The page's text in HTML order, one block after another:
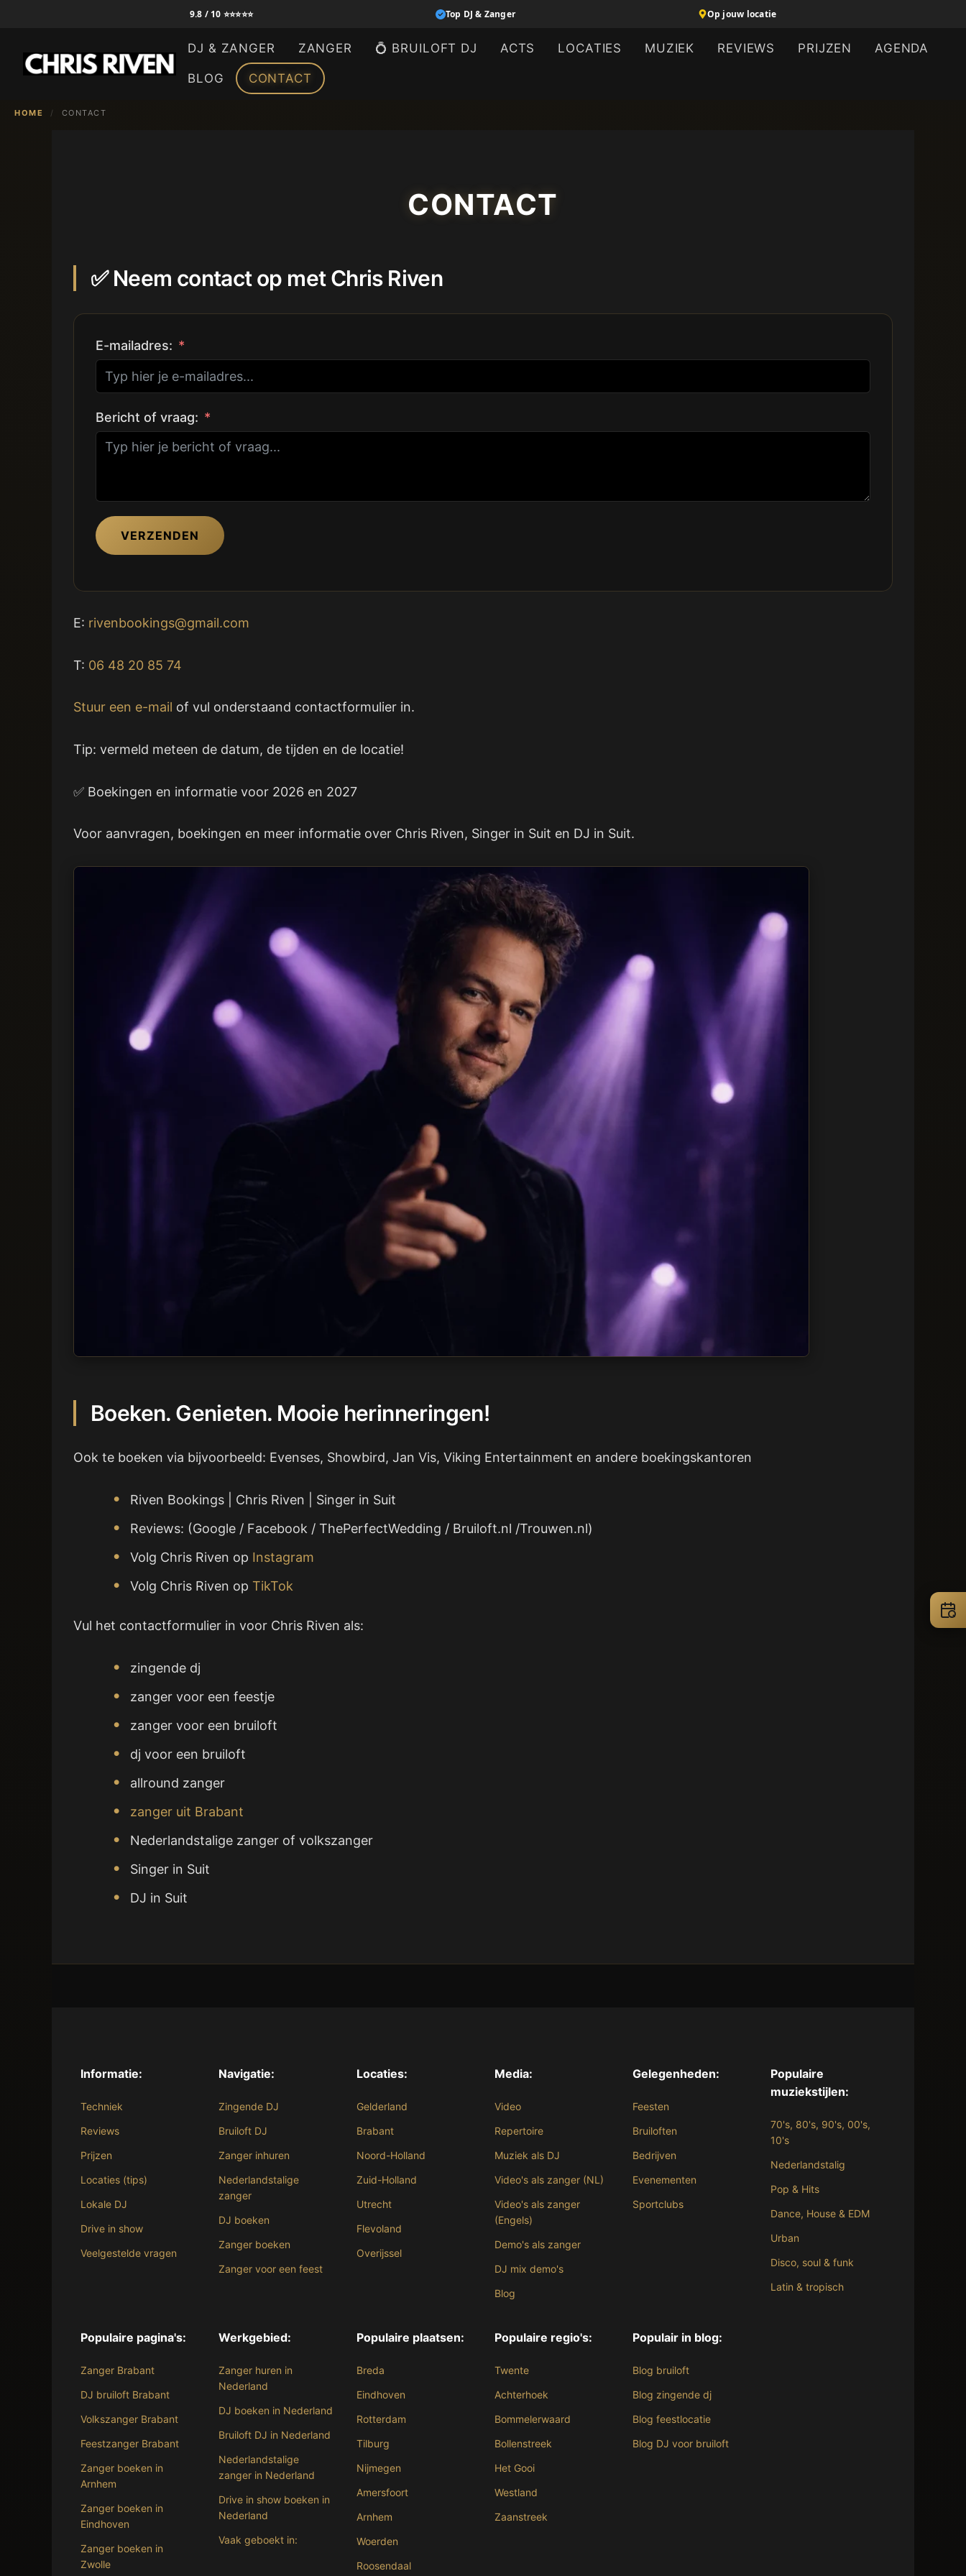
inhoud
9.8 / 10 ⭐⭐⭐⭐⭐ Top DJ & Zanger Op jouw locatie
DJ & ZANGER ZANGER 💍 BRUILOFT DJ ACTS LOCATIES MUZIEK REVIEWS PRIJZEN AGENDA
BLOG CONTACT
HOME / CONTACT
CONTACT
✅ Neem contact op met Chris Riven
E-mailadres:
Bericht of vraag:
VERZENDEN
E: rivenbookings@gmail.com
T: 06 48 20 85 74
Stuur een e-mail of vul onderstaand contactformulier in.
Tip: vermeld meteen de datum, de tijden en de locatie!
✅ Boekingen en informatie voor 2026 en 2027
Voor aanvragen, boekingen en meer informatie over Chris Riven, Singer in Suit en DJ in Suit.
Boeken. Genieten. Mooie herinneringen!
Ook te boeken via bijvoorbeeld: Evenses, Showbird, Jan Vis, Viking Entertainment en andere boekingskantoren
Riven Bookings | Chris Riven | Singer in Suit
Reviews: (Google / Facebook / ThePerfectWedding / Bruiloft.nl /Trouwen.nl)
Volg Chris Riven op Instagram
Volg Chris Riven op TikTok
Vul het contactformulier in voor Chris Riven als:
zingende dj
zanger voor een feestje
zanger voor een bruiloft
dj voor een bruiloft
allround zanger
zanger uit Brabant
Nederlandstalige zanger of volkszanger
Singer in Suit
DJ in Suit
Informatie:
Techniek
Reviews
Prijzen
Locaties (tips)
Lokale DJ
Drive in show
Veelgestelde vragen
Navigatie:
Zingende DJ
Bruiloft DJ
Zanger inhuren
Nederlandstalige
zanger
DJ boeken
Zanger boeken
Zanger voor een feest
Locaties:
Gelderland
Brabant
Noord-Holland
Zuid-Holland
Utrecht
Flevoland
Overijssel
Media:
Video
Repertoire
Muziek als DJ
Video's als zanger (NL)
Video's als zanger
(Engels)
Demo's als zanger
DJ mix demo's
Blog
Gelegenheden:
Feesten
Bruiloften
Bedrijven
Evenementen
Sportclubs
Populaire
muziekstijlen:
70's, 80's, 90's, 00's,
10's
Nederlandstalig
Pop & Hits
Dance, House & EDM
Urban
Disco, soul & funk
Latin & tropisch
Populaire pagina's:
Zanger Brabant
DJ bruiloft Brabant
Volkszanger Brabant
Feestzanger Brabant
Zanger boeken in
Arnhem
Zanger boeken in
Eindhoven
Zanger boeken in
Zwolle
Werkgebied:
Zanger huren in
Nederland
DJ boeken in Nederland
Bruiloft DJ in Nederland
Nederlandstalige
zanger in Nederland
Drive in show boeken in
Nederland
Vaak geboekt in:
Populaire plaatsen:
Breda
Eindhoven
Rotterdam
Tilburg
Nijmegen
Amersfoort
Arnhem
Woerden
Roosendaal
Populaire regio's:
Twente
Achterhoek
Bommelerwaard
Bollenstreek
Het Gooi
Westland
Zaanstreek
Populair in blog:
Blog bruiloft
Blog zingende dj
Blog feestlocatie
Blog DJ voor bruiloft